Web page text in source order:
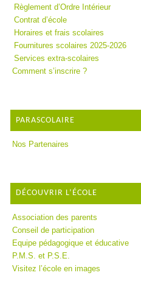
Règlement d’Ordre Intérieur
Contrat d’école
Horaires et frais scolaires
Fournitures scolaires 2025-2026
Services extra-scolaires
Comment s’inscrire ?
PARASCOLAIRE
Nos Partenaires
DÉCOUVRIR L’ÉCOLE
Association des parents
Conseil de participation
Equipe pédagogique et éducative
P.M.S. et P.S.E.
Visitez l’école en images